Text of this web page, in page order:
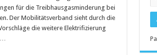
für die Treibhausgasminderung bei
Der Mobilitätsverband sieht durch die
die weitere Elektrifizierung
…